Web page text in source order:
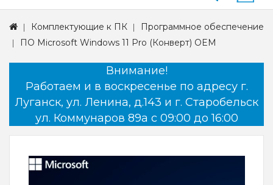
Комплектующие к ПК
Программное обеспечение
ПО Microsoft Windows 11 Pro (Конверт) OEM
Внимание!
Работаем и в воскресенье по адресу г.
Луганск, ул. Ленина, д.143 и г. Старобельск
ул. Коммунаров 89а с 09:00 до 16:00